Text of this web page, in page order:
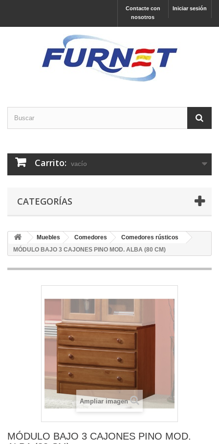
Iniciar sesión
Contacte con
nosotros
Carrito: vacío
CATEGORÍAS
Muebles Comedores
Comedores rústicos
MÓDULO BAJO 3 CAJONES PINO MOD. ALBA (80 CM)
Ampliar imagen
MÓDULO BAJO 3 CAJONES PINO MOD.